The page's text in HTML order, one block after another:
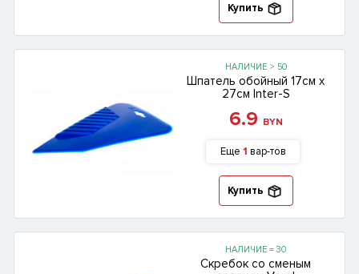
Купить
НАЛИЧИЕ > 50
Шпатель обойный 17см х
27см Inter-S
6.9 BYN
Еще 1 вар-тов
Купить
НАЛИЧИЕ = 30
Скребок со сменым